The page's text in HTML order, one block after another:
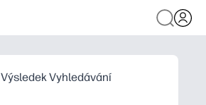
Výsledek Vyhledávání